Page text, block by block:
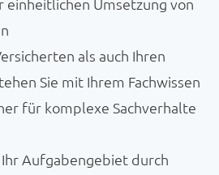
als auch Ihren
Sie mit Ihrem Fachwissen
für komplexe Sachverhalte
Aufgabengebiet durch